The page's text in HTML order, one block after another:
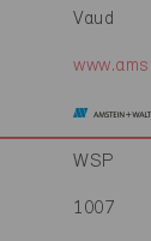
Vaud
WSP
1007